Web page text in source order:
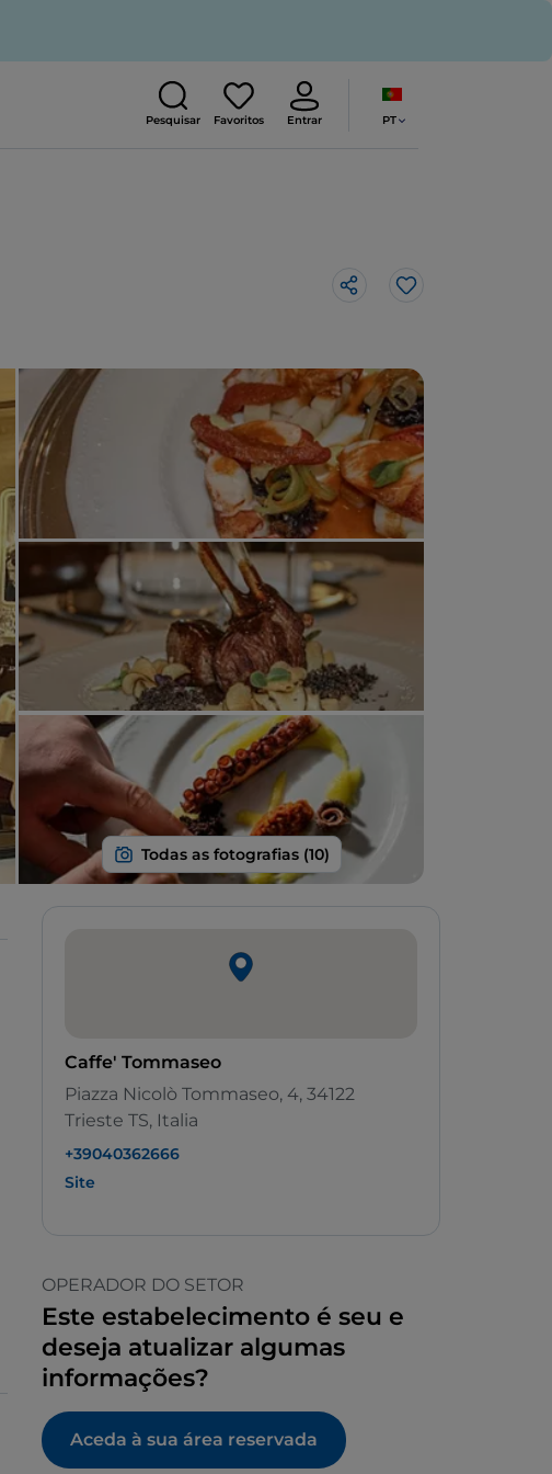
Pesquisar Favoritos Entrar PT
Gosto
Caffe' Tommaseo
Piazza Nicolò Tommaseo, 4, 34122
Trieste TS, Italia
+39040362666
Site
OPERADOR DO SETOR
Este estabelecimento é seu e
deseja atualizar algumas
informações?
Aceda à sua área reservada